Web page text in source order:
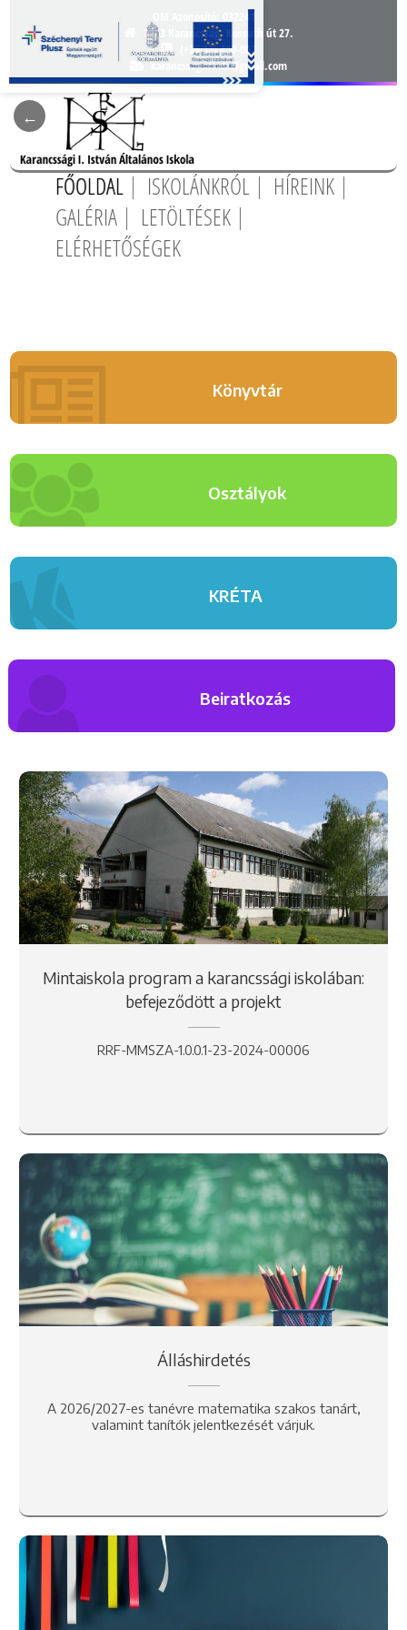
3163 Karancsság, Kossuth út 27.
(+36 32) 400-007
karancssagiiskola@gmail.com
FŐOLDAL ISKOLÁNKRÓL
HÍREINK
GALÉRIA
LETÖLTÉSEK
ELÉRHETŐSÉGEK
Könyvtár
Osztályok
KRÉTA
Beiratkozás
Mintaiskola program a karancssági iskolában:
befejeződött a projekt
RRF-MMSZA-1.0.0.1-23-2024-00006
Álláshirdetés
A 2026/2027-es tanévre matematika szakos tanárt,
valamint tanítók jelentkezését várjuk.